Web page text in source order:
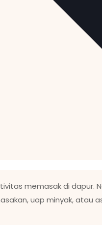
memasak di dapur.
uap minyak, atau